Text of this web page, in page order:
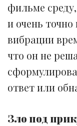
фильме
и очень
вибрации
что он не
ответ или
Зло под